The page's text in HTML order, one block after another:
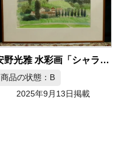
安野光雅 水彩画「シャランテ ロシュフォール」
商品の状態：B
2025年9月13日掲載